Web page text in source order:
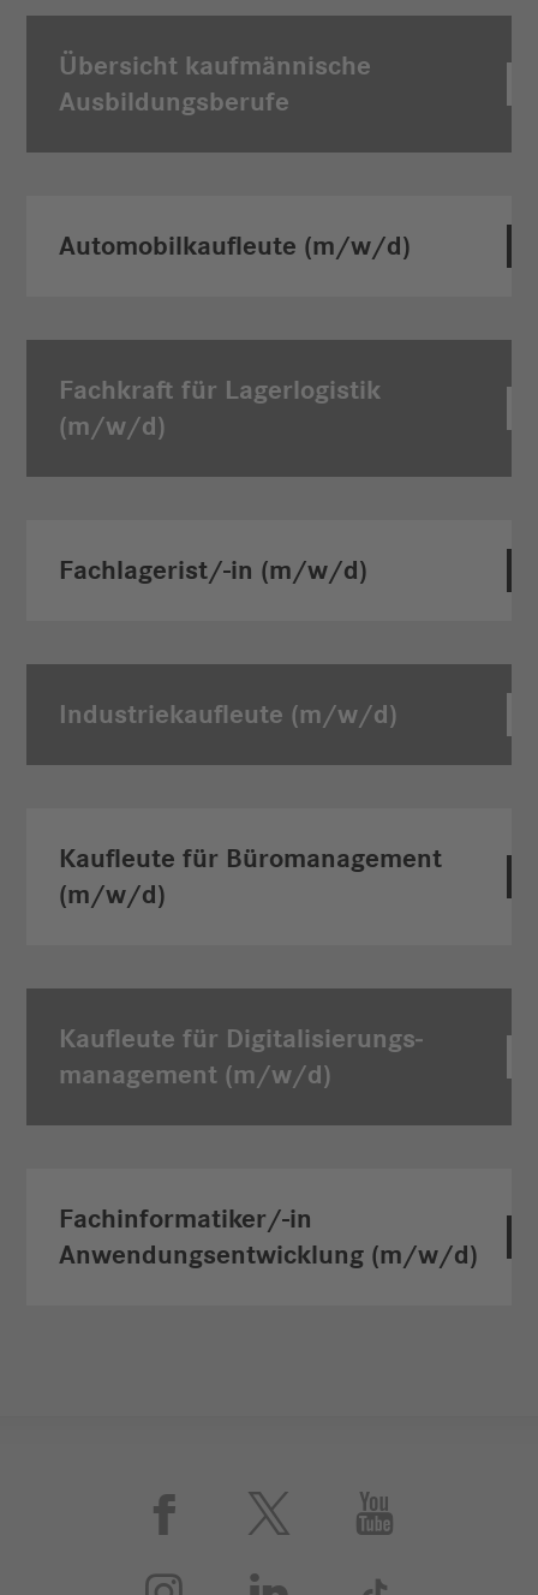
Übersicht kaufmännische
Ausbildungs­berufe
Automobilkauf­leute (m/w/d)
Fachkraft für Lagerlogistik
(m/w/d)
Fachlagerist/-in (m/w/d)
Industriekauf­leute (m/w/d)
Kaufleute für Büromanagement
(m/w/d)
Kaufleute für Digitalisierungs­
management (m/w/d)
Fachinfor­matiker/-in
Anwendungs­entwicklung (m/w/d)
 
